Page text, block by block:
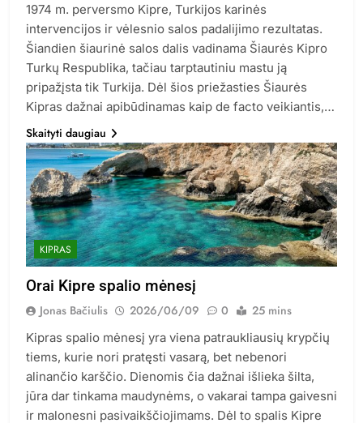
1974 m. perversmo Kipre, Turkijos karinės
intervencijos ir vėlesnio salos padalijimo rezultatas.
Šiandien šiaurinė salos dalis vadinama Šiaurės Kipro
Turkų Respublika, tačiau tarptautiniu mastu ją
pripažįsta tik Turkija. Dėl šios priežasties Šiaurės
Kipras dažnai apibūdinamas kaip de facto veikiantis,…
Skaityti daugiau
KIPRAS
Orai Kipre spalio mėnesį
Jonas Bačiulis 2026/06/09 0 25 mins
Kipras spalio mėnesį yra viena patraukliausių krypčių
tiems, kurie nori pratęsti vasarą, bet nebenori
alinančio karščio. Dienomis čia dažnai išlieka šilta,
jūra dar tinkama maudynėms, o vakarai tampa gaivesni
ir malonesni pasivaikščiojimams. Dėl to spalis Kipre